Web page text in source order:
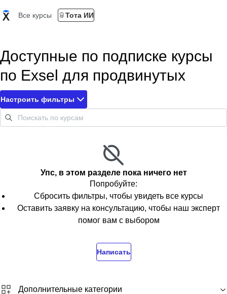
Все курсы Тота ИИ
Доступные по подписке курсы
по Exsel для продвинутых
Настроить фильтры
Упс, в этом разделе пока ничего нет
Попробуйте:
Сбросить фильтры, чтобы увидеть все курсы
Оставить заявку на консультацию, чтобы наш эксперт
помог вам с выбором
Написать
Дополнительные категории